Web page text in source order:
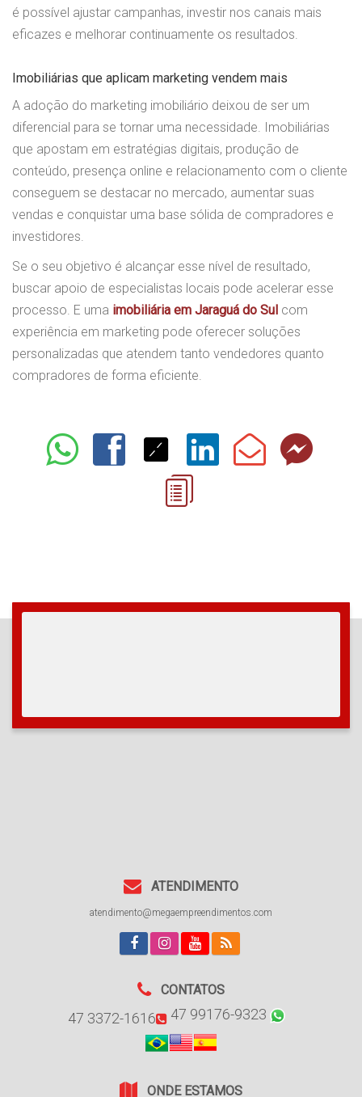
é possível ajustar campanhas, investir nos canais mais
eficazes e melhorar continuamente os resultados.
Imobiliárias que aplicam marketing vendem mais
A adoção do marketing imobiliário deixou de ser um
diferencial para se tornar uma necessidade. Imobiliárias
que apostam em estratégias digitais, produção de
conteúdo, presença online e relacionamento com o cliente
conseguem se destacar no mercado, aumentar suas
vendas e conquistar uma base sólida de compradores e
investidores.
Se o seu objetivo é alcançar esse nível de resultado,
buscar apoio de especialistas locais pode acelerar esse
processo. E uma imobiliária em Jaraguá do Sul com
experiência em marketing pode oferecer soluções
personalizadas que atendem tanto vendedores quanto
compradores de forma eficiente.
ATENDIMENTO
atendimento@megaempreendimentos.com
CONTATOS
47 3372-1616 47 99176-9323
ONDE ESTAMOS